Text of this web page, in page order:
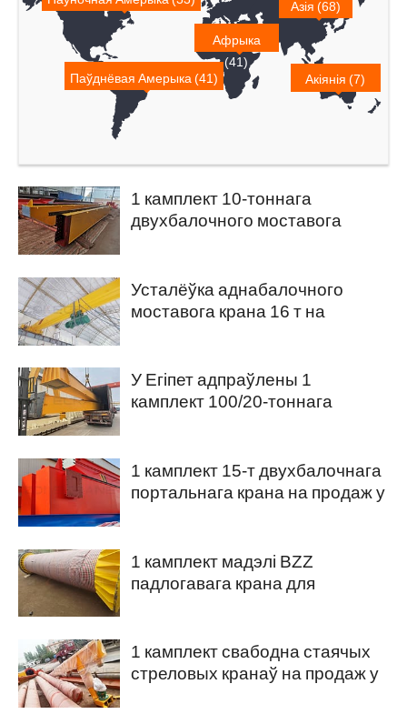
Азія (68)
Афрыка
(41)
Паўднёвая Амерыка (41)
Акіянія (7)
1 камплект 10-тоннага
двухбалочного моставога
Усталёўка аднабалочного
моставога крана 16 т на
У Егіпет адпраўлены 1
камплект 100/20-тоннага
1 камплект 15-т двухбалочнага
портальнага крана на продаж у
1 камплект мадэлі BZZ
падлогавага крана для
1 камплект свабодна стаячых
стреловых кранаў на продаж у